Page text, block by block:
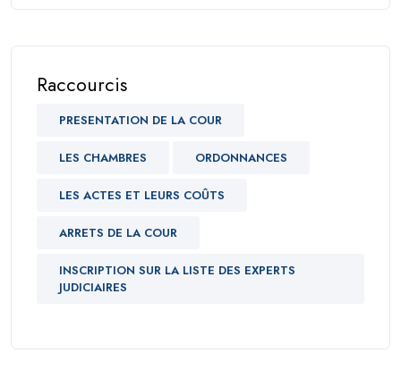
Raccourcis
PRESENTATION DE LA COUR
LES CHAMBRES ORDONNANCES
LES ACTES ET LEURS COÛTS
ARRETS DE LA COUR
INSCRIPTION SUR LA LISTE DES EXPERTS
JUDICIAIRES